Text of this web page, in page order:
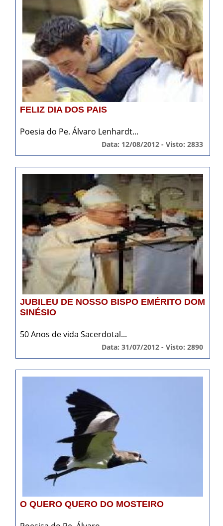
FELIZ DIA DOS PAIS
Poesia do Pe. Álvaro Lenhardt...
Data: 12/08/2012 - Visto: 2833
JUBILEU DE NOSSO BISPO EMÉRITO DOM
SINÉSIO
50 Anos de vida Sacerdotal...
Data: 31/07/2012 - Visto: 2890
O QUERO QUERO DO MOSTEIRO